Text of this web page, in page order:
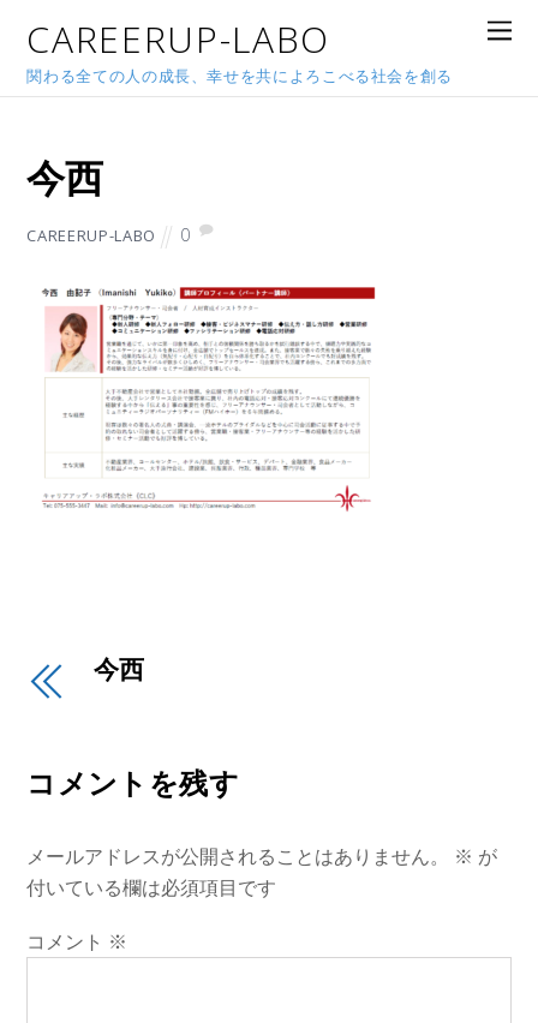
CAREERUP-LABO
関わる全ての人の成長、幸せを共によろこべる社会を創る
今西
CAREERUP-LABO 0
今西
コメントを残す
メールアドレスが公開されることはありません。 ※ が
付いている欄は必須項目です
コメント ※